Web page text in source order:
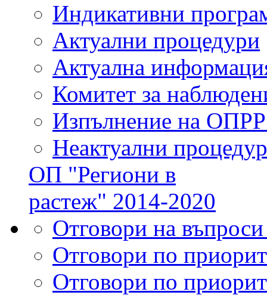
Индикативни
Актуални процедури
Актуална
Комитет за
Изпълнение на
Неактуални
ОП "Региони в
растеж" 2014-2020
Отговори на
Отговори по
Отговори по